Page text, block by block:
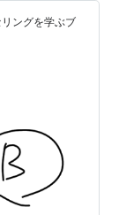
ングを学ぶブ